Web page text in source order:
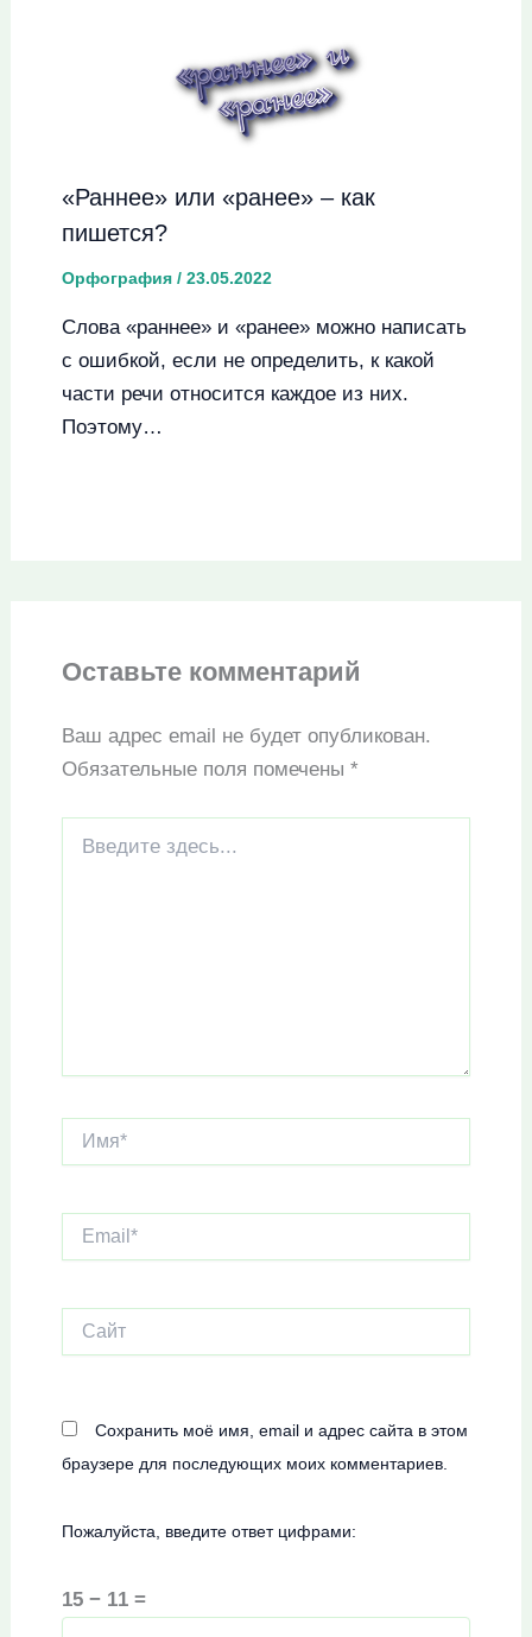
«Раннее» или «ранее» – как
пишется?
Орфография/ 23.05.2022
Слова «раннее» и «ранее» можно написать
с ошибкой, если не определить, к какой
части речи относится каждое из них.
Поэтому…
Оставьте комментарий
Ваш адрес email не будет опубликован.
Обязательные поля помечены *
здесь...
Имя*
Сохранить моё имя, email и адрес сайта в этом
браузере для последующих моих комментариев.
Пожалуйста, введите ответ цифрами:
15 − 11 =